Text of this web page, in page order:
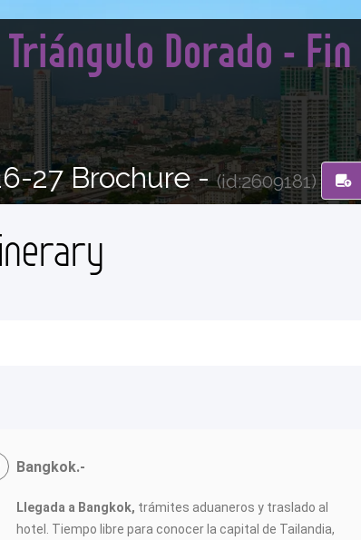
Dorado - Fin
27 Brochure -(id:2609181)
Bangkok.-
Llegada a Bangkok, trámites aduaneros y traslado al
hotel. Tiempo libre para conocer la capital de Tailandia,